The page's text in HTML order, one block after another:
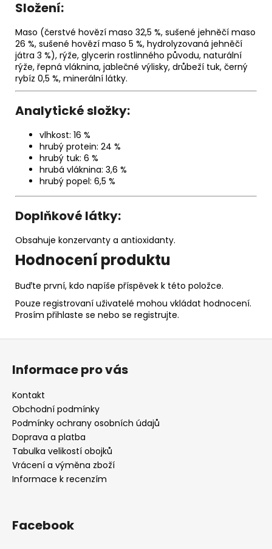
Složení:
Maso (čerstvé hovězí maso 32,5 %, sušené jehněčí maso
26 %, sušené hovězí maso 5 %, hydrolyzovaná jehněčí
játra 3 %), rýže, glycerin rostlinného původu, naturální
rýže, řepná vláknina, jablečné výlisky, drůbeží tuk, černý
rybíz 0,5 %, minerální látky.
Analytické složky:
vlhkost: 16 %
hrubý protein: 24 %
hrubý tuk: 6 %
hrubá vláknina: 3,6 %
hrubý popel: 6,5 %
Doplňkové látky:
Obsahuje konzervanty a antioxidanty.
Hodnocení produktu
Buďte první, kdo napíše příspěvek k této položce.
Pouze registrovaní uživatelé mohou vkládat hodnocení.
Prosím přihlaste se nebo se registrujte.
Informace pro vás
Kontakt
Obchodní podmínky
Podmínky ochrany osobních údajů
Doprava a platba
Tabulka velikostí obojků
Vrácení a výměna zboží
Informace k recenzím
Facebook